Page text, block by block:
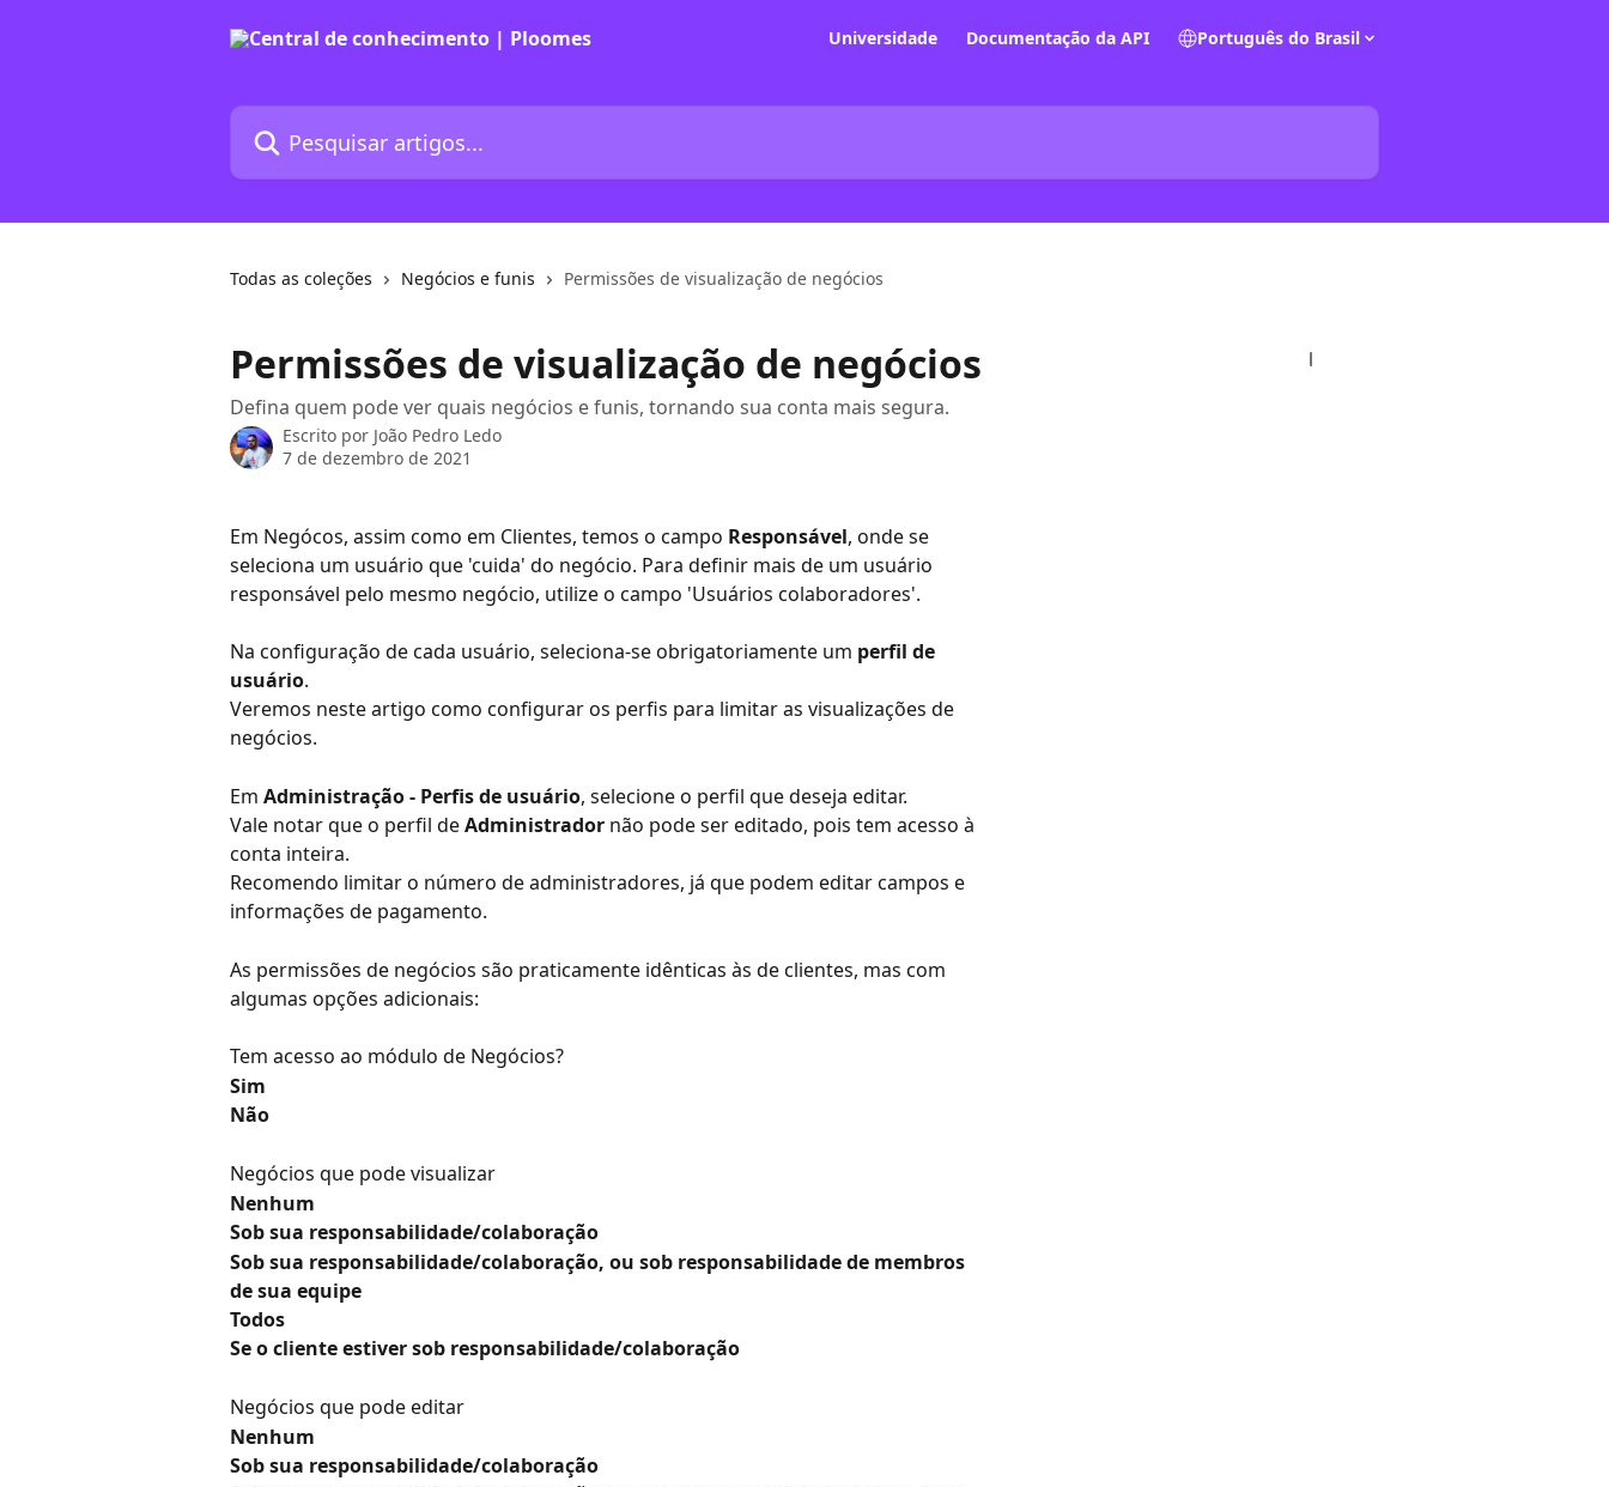
Universidade Documentação da API Português do Brasil
Pesquisar artigos...
Todas as coleções Negócios e funis Permissões de visualização de negócios
Permissões de visualização de negócios
Defina quem pode ver quais negócios e funis, tornando sua conta mais segura.
Escrito por João Pedro Ledo
7 de dezembro de 2021
Em Negócos, assim como em Clientes, temos o campo Responsável, onde se
seleciona um usuário que 'cuida' do negócio. Para definir mais de um usuário
responsável pelo mesmo negócio, utilize o campo 'Usuários colaboradores'.
Na configuração de cada usuário, seleciona-se obrigatoriamente um perfil de
usuário.
Veremos neste artigo como configurar os perfis para limitar as visualizações de
negócios.
Em Administração - Perfis de usuário, selecione o perfil que deseja editar.
Vale notar que o perfil de Administrador não pode ser editado, pois tem acesso à
conta inteira.
Recomendo limitar o número de administradores, já que podem editar campos e
informações de pagamento.
As permissões de negócios são praticamente idênticas às de clientes, mas com
algumas opções adicionais:
Tem acesso ao módulo de Negócios?
Sim
Não
Negócios que pode visualizar
Nenhum
Sob sua responsabilidade/colaboração
Sob sua responsabilidade/colaboração, ou sob responsabilidade de membros
de sua equipe
Todos
Se o cliente estiver sob responsabilidade/colaboração
Negócios que pode editar
Nenhum
Sob sua responsabilidade/colaboração